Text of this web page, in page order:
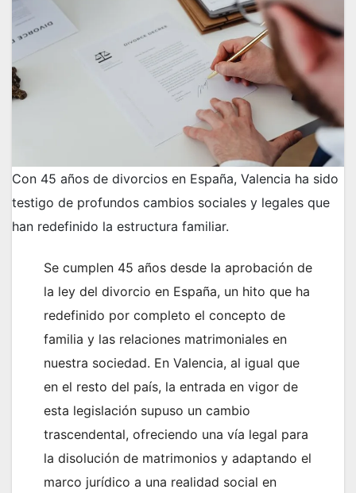
Con 45 años de divorcios en España, Valencia ha sido
testigo de profundos cambios sociales y legales que
han redefinido la estructura familiar.
Se cumplen 45 años desde la aprobación de
la ley del divorcio en España, un hito que ha
redefinido por completo el concepto de
familia y las relaciones matrimoniales en
nuestra sociedad. En Valencia, al igual que
en el resto del país, la entrada en vigor de
esta legislación supuso un cambio
trascendental, ofreciendo una vía legal para
la disolución de matrimonios y adaptando el
marco jurídico a una realidad social en